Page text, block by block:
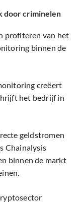
door criminelen
profiteren van het
binnen de
creëert
het bedrijf in
geldstromen
Chainalysis
binnen de markt